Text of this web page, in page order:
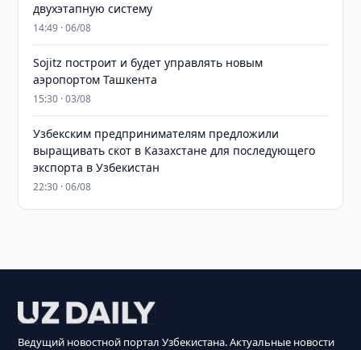
двухэтапную систему
14:49 · 06/08
Sojitz построит и будет управлять новым
аэропортом Ташкента
15:30 · 03/08
Узбекским предпринимателям предложили
выращивать скот в Казахстане для последующего
экспорта в Узбекистан
22:30 · 06/08
Ведущий новостной портал Узбекистана. Актуальные новости